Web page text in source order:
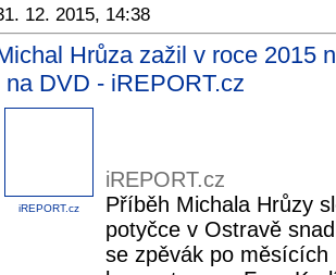
12. 2015, 14:38
Hrůza zažil v roce 2015
na DVD - iREPORT.cz
iREPORT.cz
iREPORT.cz
Příběh Michala Hrůzy
potyčce v Ostravě
se zpěvák po měsících